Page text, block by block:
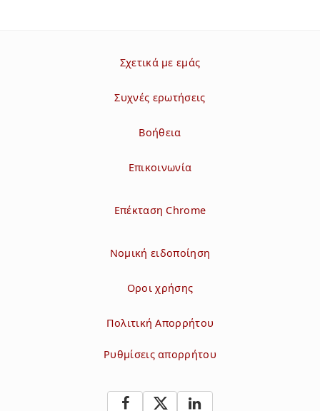
Σχετικά με εμάς
Συχνές ερωτήσεις
Βοήθεια
Επικοινωνία
Επέκταση Chrome
Νομική ειδοποίηση
Οροι χρήσης
Πολιτική Απορρήτου
Ρυθμίσεις απορρήτου